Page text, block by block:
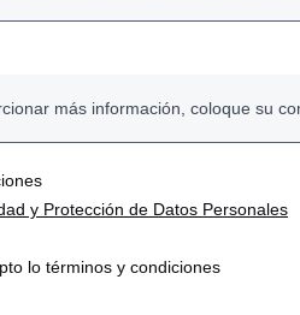
seguro
y Protección de Datos Personales
lo términos y condiciones